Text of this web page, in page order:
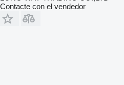
Contacte con el vendedor